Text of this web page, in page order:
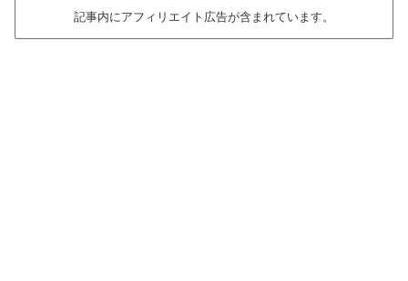
記事内にアフィリエイト広告が含まれています。